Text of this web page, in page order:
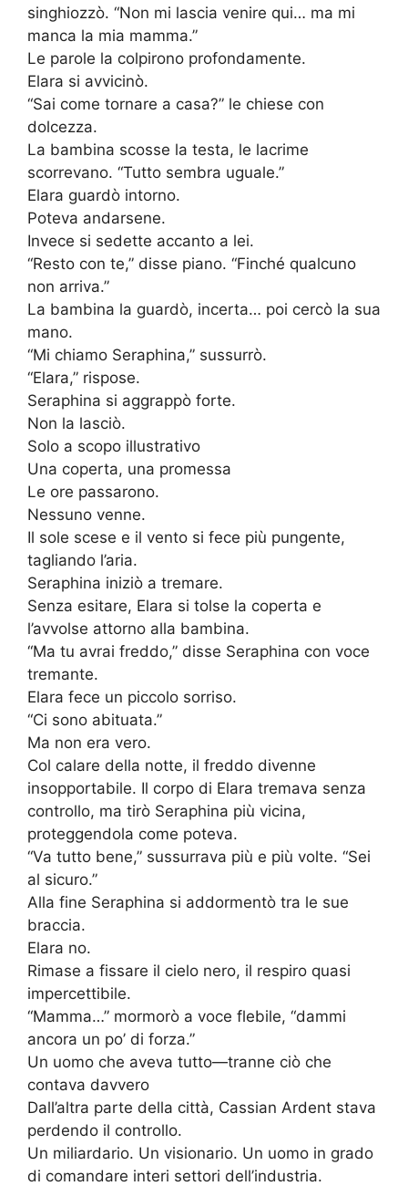
singhiozzò. “Non mi lascia venire qui… ma mi
manca la mia mamma.”
Le parole la colpirono profondamente.
Elara si avvicinò.
“Sai come tornare a casa?” le chiese con
dolcezza.
La bambina scosse la testa, le lacrime
scorrevano. “Tutto sembra uguale.”
Elara guardò intorno.
Poteva andarsene.
Invece si sedette accanto a lei.
“Resto con te,” disse piano. “Finché qualcuno
non arriva.”
La bambina la guardò, incerta… poi cercò la sua
mano.
“Mi chiamo Seraphina,” sussurrò.
“Elara,” rispose.
Seraphina si aggrappò forte.
Non la lasciò.
Solo a scopo illustrativo
Una coperta, una promessa
Le ore passarono.
Nessuno venne.
Il sole scese e il vento si fece più pungente,
tagliando l’aria.
Seraphina iniziò a tremare.
Senza esitare, Elara si tolse la coperta e
l’avvolse attorno alla bambina.
“Ma tu avrai freddo,” disse Seraphina con voce
tremante.
Elara fece un piccolo sorriso.
“Ci sono abituata.”
Ma non era vero.
Col calare della notte, il freddo divenne
insopportabile. Il corpo di Elara tremava senza
controllo, ma tirò Seraphina più vicina,
proteggendola come poteva.
“Va tutto bene,” sussurrava più e più volte. “Sei
al sicuro.”
Alla fine Seraphina si addormentò tra le sue
braccia.
Elara no.
Rimase a fissare il cielo nero, il respiro quasi
impercettibile.
“Mamma…” mormorò a voce flebile, “dammi
ancora un po’ di forza.”
Un uomo che aveva tutto—tranne ciò che
contava davvero
Dall’altra parte della città, Cassian Ardent stava
perdendo il controllo.
Un miliardario. Un visionario. Un uomo in grado
di comandare interi settori dell’industria.